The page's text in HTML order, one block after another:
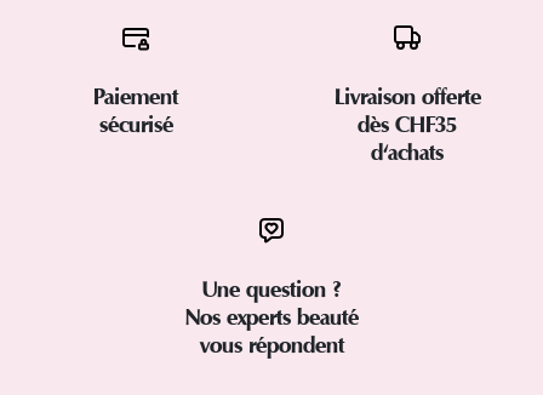
Paiement
sécurisé
Livraison offerte
dès CHF35
d'achats
Une question ?
Nos experts beauté
vous répondent